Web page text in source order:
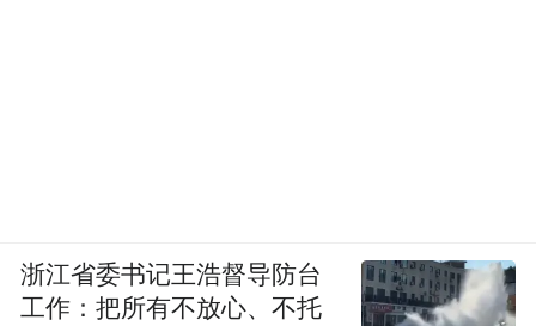
浙江省委书记王浩督导防台
工作：把所有不放心、不托